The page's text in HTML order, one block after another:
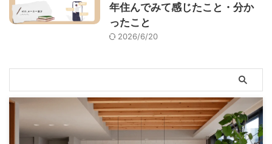
年住んでみて感じたこと・分か
ったこと
2026/6/20